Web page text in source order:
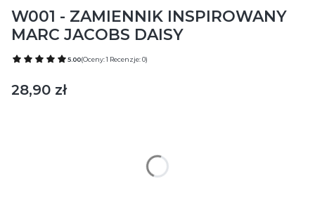
W001 - ZAMIENNIK INSPIROWANY
MARC JACOBS DAISY
5.00(Oceny: 1 Recenzje: 0)
Cena
28,90 zł